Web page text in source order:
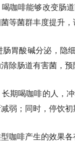
喝咖啡能够改变肠
等菌群丰度提升
胃酸碱分泌，隐
除肠道有害菌，预
期喝咖啡的人，
弱；同时，停饮
咖啡产生的效果各